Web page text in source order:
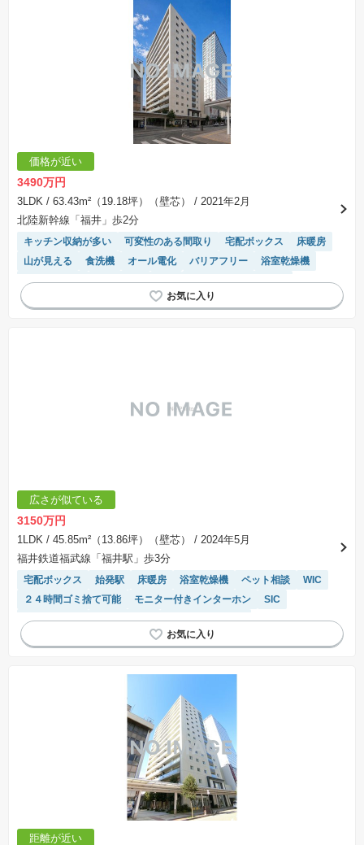
価格が近い
3490万円
3LDK / 63.43m²（19.18坪）（壁芯）
/ 2021年2月
北陸新幹線「福井」歩2分
キッチン収納が多い 可変性のある間取り 宅配ボックス
床暖房
山が見える
食洗機 オール電化 バリアフリー
浴室乾燥機
対面キッチン
ペット相談 WIC
２４時間ゴミ捨て可能
IHクッキングヒーター
モニター付きインターホン
広さが似ている
3150万円
1LDK / 45.85m²（13.86坪）（壁芯）
/ 2024年5月
福井鉄道福武線「福井駅」歩3分
宅配ボックス 始発駅 床暖房 浴室乾燥機 ペット相談
WIC
２４時間ゴミ捨て可能
モニター付きインターホン
SIC
エレベーター
温水洗浄便座 システムキッチン
距離が近い